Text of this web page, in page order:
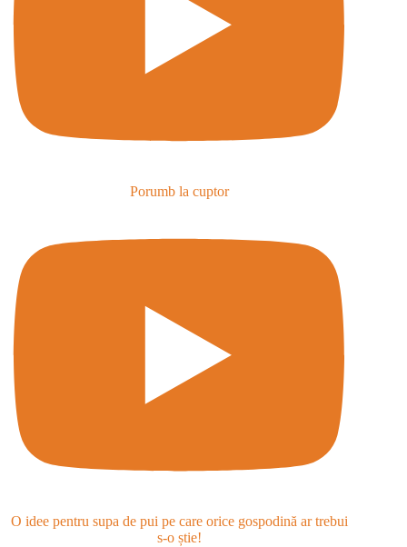
Porumb la cuptor
O idee pentru supa de pui pe care orice gospodină ar trebui
s-o știe!